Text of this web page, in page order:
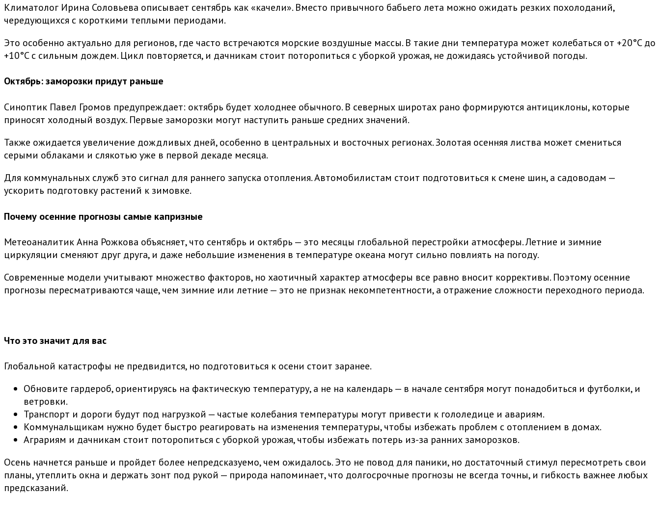
Климатолог Ирина Соловьева описывает сентябрь как «качели». Вместо привычного бабьего лета можно ожидать резких похолоданий,
чередующихся с короткими теплыми периодами.
Это особенно актуально для регионов, где часто встречаются морские воздушные массы. В такие дни температура может колебаться от +20°C до
+10°C с сильным дождем. Цикл повторяется, и дачникам стоит поторопиться с уборкой урожая, не дожидаясь устойчивой погоды.
Октябрь: заморозки придут раньше
Синоптик Павел Громов предупреждает: октябрь будет холоднее обычного. В северных широтах рано формируются антициклоны, которые
приносят холодный воздух. Первые заморозки могут наступить раньше средних значений.
Также ожидается увеличение дождливых дней, особенно в центральных и восточных регионах. Золотая осенняя листва может смениться
серыми облаками и слякотью уже в первой декаде месяца.
Для коммунальных служб это сигнал для раннего запуска отопления. Автомобилистам стоит подготовиться к смене шин, а садоводам —
ускорить подготовку растений к зимовке.
Почему осенние прогнозы самые капризные
Метеоаналитик Анна Рожкова объясняет, что сентябрь и октябрь — это месяцы глобальной перестройки атмосферы. Летние и зимние
циркуляции сменяют друг друга, и даже небольшие изменения в температуре океана могут сильно повлиять на погоду.
Современные модели учитывают множество факторов, но хаотичный характер атмосферы все равно вносит коррективы. Поэтому осенние
прогнозы пересматриваются чаще, чем зимние или летние — это не признак некомпетентности, а отражение сложности переходного периода.
Что это значит для вас
Глобальной катастрофы не предвидится, но подготовиться к осени стоит заранее.
Обновите гардероб, ориентируясь на фактическую температуру, а не на календарь — в начале сентября могут понадобиться и футболки, и
ветровки.
Транспорт и дороги будут под нагрузкой — частые колебания температуры могут привести к гололедице и авариям.
Коммунальщикам нужно будет быстро реагировать на изменения температуры, чтобы избежать проблем с отоплением в домах.
Аграриям и дачникам стоит поторопиться с уборкой урожая, чтобы избежать потерь из-за ранних заморозков.
Осень начнется раньше и пройдет более непредсказуемо, чем ожидалось. Это не повод для паники, но достаточный стимул пересмотреть свои
планы, утеплить окна и держать зонт под рукой — природа напоминает, что долгосрочные прогнозы не всегда точны, и гибкость важнее любых
предсказаний.